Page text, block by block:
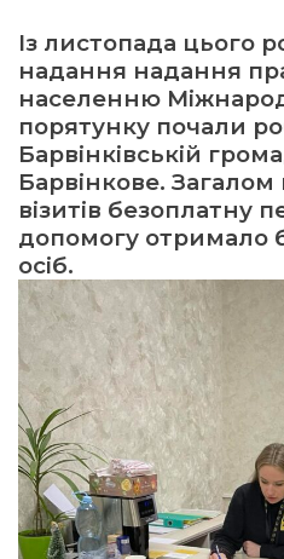
Із листопада цього
надання надання
населенню
порятунку почали
Барвінківській
Барвінкове.
візитів безоплатну
допомогу отримало
осіб.